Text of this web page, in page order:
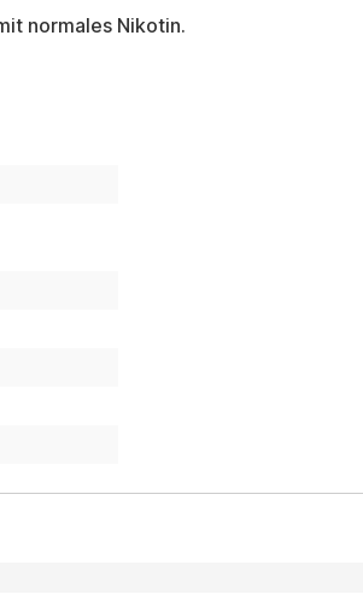
normales Nikotin.